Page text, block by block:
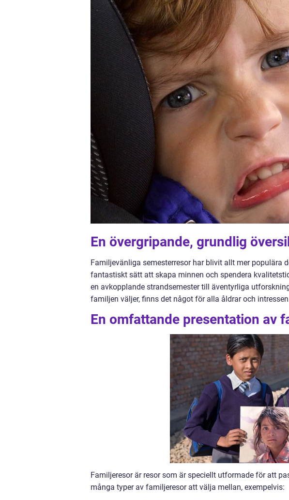
En övergripande, grundlig
Familjevänliga semesterresor har blivit allt mer populära
fantastiskt sätt att skapa minnen och spendera
en avkopplande strandsemester till äventyrliga
familjen väljer, finns det något för alla åldrar och
En omfattande presentation av
Familjeresor är resor som är speciellt utformade för att
många typer av familjeresor att välja mellan, exempelvis: